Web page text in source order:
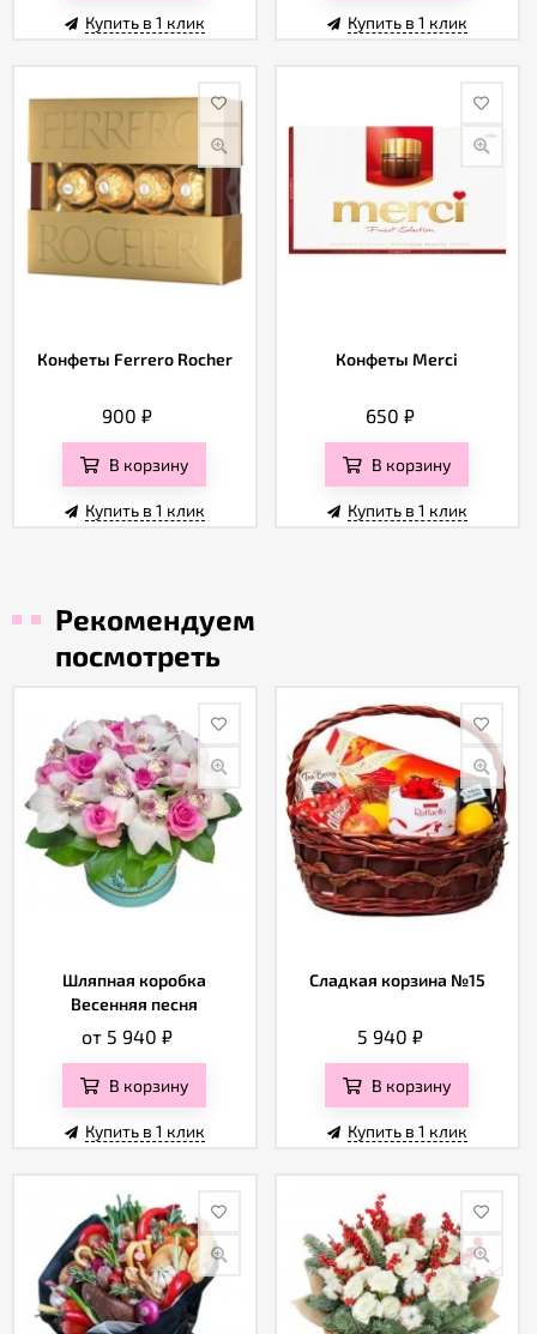
Купить в 1 клик Купить в 1 клик
Конфеты Ferrero Rocher
900₽
В корзину
Купить в 1 клик
Конфеты Merci
650 ₽
В корзину
Купить в 1 клик
Рекомендуем
посмотреть
Шляпная коробка
Весенняя песня
от 5 940₽
В корзину
Купить в 1 клик
Сладкая корзина №15
5 940 ₽
В корзину
Купить в 1 клик